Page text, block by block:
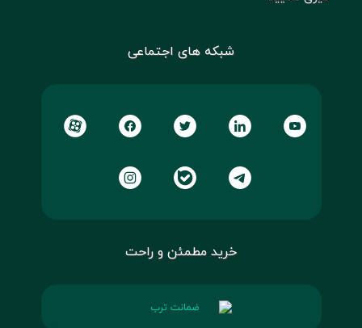
شبکه های اجتماعی
خرید مطمئن و راحت